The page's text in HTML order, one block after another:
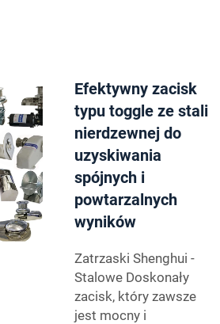
Efektywny zacisk
typu toggle ze stali
nierdzewnej do
uzyskiwania
spójnych i
powtarzalnych
wyników
Zatrzaski Shenghui -
Stalowe Doskonały
zacisk, który zawsze
jest mocny i